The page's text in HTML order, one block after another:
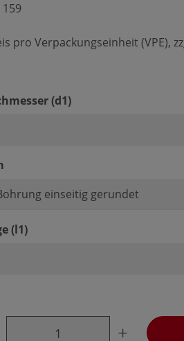
159
pro Verpackungseinheit (VPE),
(d1)auswählen
(l1)auswählen
Anzahl: Gib den